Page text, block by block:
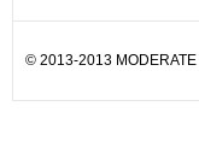
© 2013-2013